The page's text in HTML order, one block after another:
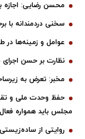
محسن رضایی: اجازه
سخنی دردمندانه با
عوامل و زمینه‌ها
نظارت بر حسن اجرای
مخبر: تعرض به
حفظ وحدت ملی و
مجلس باید همواره
روایتی از